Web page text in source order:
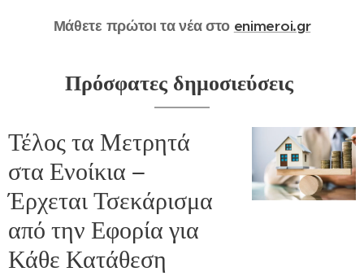
Μάθετε πρώτοι τα νέα στο enimeroi.gr
Πρόσφατες δημοσιεύσεις
Τέλος τα Μετρητά
στα Ενοίκια –
Έρχεται Τσεκάρισμα
από την Εφορία για
Κάθε Κατάθεση